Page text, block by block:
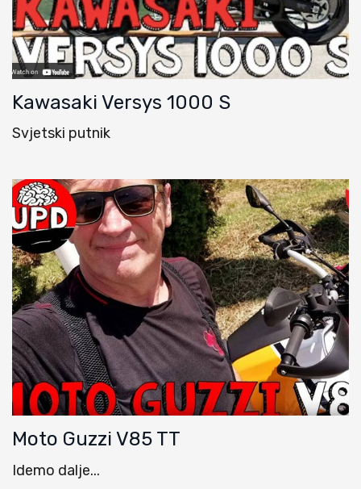
Kawasaki Versys 1000 S
Svjetski putnik
Moto Guzzi V85 TT
Idemo dalje...